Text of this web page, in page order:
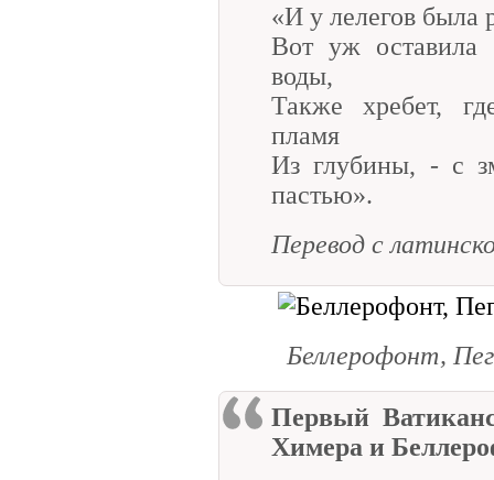
«И у лелегов была
Вот уж
воды,
Также хребет,
пламя
Из глубины, - с
пастью».
Перевод с
Беллерофонт,
Первый
Химера и